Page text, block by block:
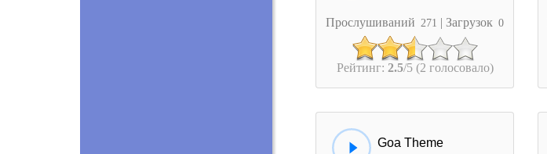
Прослушиваний 271 | Загрузок 0
Рейтинг: 2.5/5 (2 голосовало)
Goa Theme